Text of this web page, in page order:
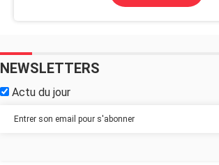
NEWSLETTERS
Actu du jour